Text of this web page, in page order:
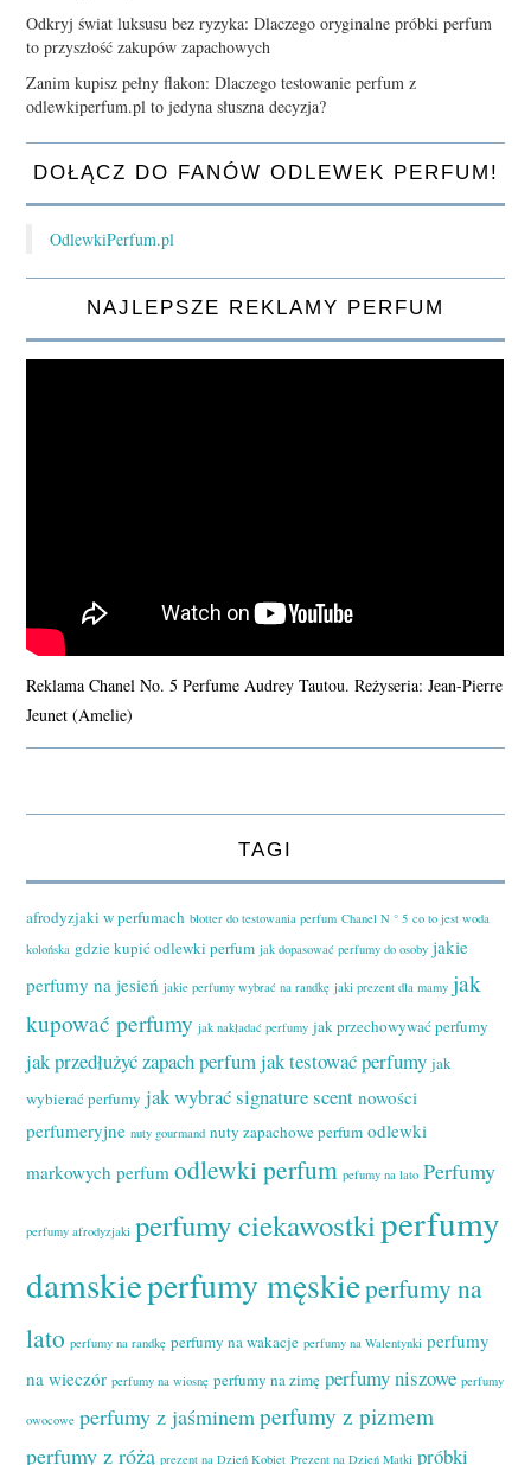
Odkryj świat luksusu bez ryzyka: Dlaczego oryginalne próbki perfum
to przyszłość zakupów zapachowych
Zanim kupisz pełny flakon: Dlaczego testowanie perfum z
odlewkiperfum.pl to jedyna słuszna decyzja?
DOŁĄCZ DO FANÓW ODLEWEK PERFUM!
OdlewkiPerfum.pl
NAJLEPSZE REKLAMY PERFUM
Reklama Chanel No. 5 Perfume Audrey Tautou. Reżyseria: Jean-Pierre
Jeunet (Amelie)
TAGI
afrodyzjaki w perfumach blotter do testowania perfum Chanel N ° 5 co to jest woda
kolońska gdzie kupić odlewki perfum jak dopasować perfumy do osoby jakie
perfumy na jesień jakie perfumy wybrać na randkę jaki prezent dla mamy jak
kupować perfumy jak nakładać perfumy jak przechowywać perfumy
jak przedłużyć zapach perfumjak testować perfumy jak
wybierać perfumy jak wybrać signature scent nowości
perfumeryjne nuty gourmand nuty zapachowe perfum odlewki
markowych perfum odlewki perfum pefumy na lato Perfumy
perfumy afrodyzjaki perfumy ciekawostkiperfumy
damskieperfumy męskieperfumy na
lato perfumy na randkę perfumy na wakacje perfumy na Walentynki perfumy
na wieczór perfumy na wiosnę perfumy na zimę perfumy niszowe perfumy
owocowe perfumy z jaśminemperfumy z pizmem
perfumy z różą prezent na Dzień Kobiet Prezent na Dzień Matki próbki